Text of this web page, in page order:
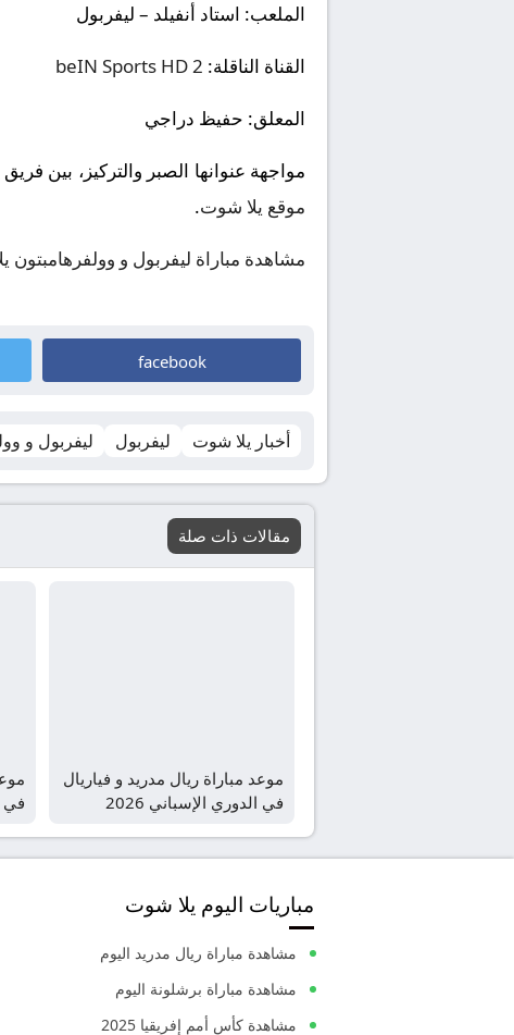
الملعب: استاد أنفيلد – ليفربول
القناة الناقلة: beIN Sports HD 2
المعلق: حفيظ دراجي
مواجهة عنوانها الصبر والتركيز، بين
موقع يلا شوت.
مشاهدة مباراة ليفربول و
facebook
أخبار يلا شوت ليفربول ليفربول و
مقالات ذات صلة
موعد مباراة ريال مدريد و فياريال
في الدوري الإسباني 2026
مباريات اليوم يلا شوت
مشاهدة مباراة ريال مدريد اليوم
مشاهدة مباراة برشلونة اليوم
مشاهدة كأس أمم إفريقيا 2025